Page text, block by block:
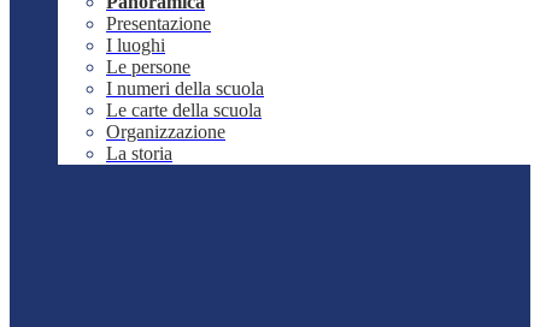
Presentazione
I luoghi
Le persone
I numeri della scuola
Le carte della scuola
Organizzazione
La storia